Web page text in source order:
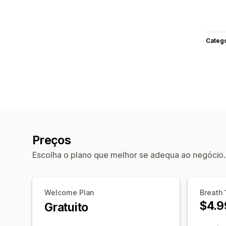
Preços
Escolha o plano que melhor se adequa ao negócio.
Welcome Plan
Gratuito
Breath